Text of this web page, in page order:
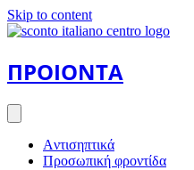
Skip to content
ΠΡΟΙΟΝΤΑ
Aντισηπτικά
Προσωπική φροντίδα